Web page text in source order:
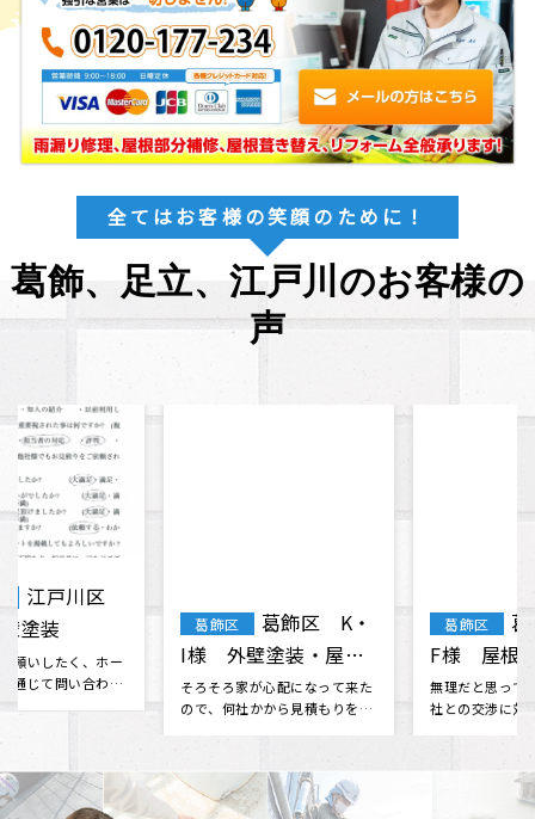
全てはお客様の笑顔のために！
葛飾、足立、江戸川のお客様の
声
葛飾区 K・
I様 外壁塗装・屋根
塗装
そろそろ家が心配になって来た
ので、何社かから見積もりを取
葛飾区
葛飾区 T・
F様 屋根・外壁塗
装 棟板金工事 天窓
ガラス交換
無理だと思っていた火災保険会
社との交渉に対応してくださっ